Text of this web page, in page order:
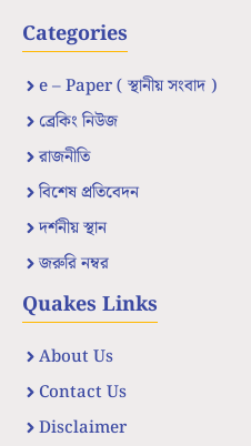
Categories
e – Paper ( স্থানীয় সংবাদ )
ব্রেকিং নিউজ
রাজনীতি
বিশেষ প্রতিবেদন
দর্শনীয় স্থান
জরুরি নম্বর
Quakes Links
About Us
Contact Us
Disclaimer